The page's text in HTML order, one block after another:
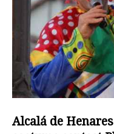
Alcalá de Henares